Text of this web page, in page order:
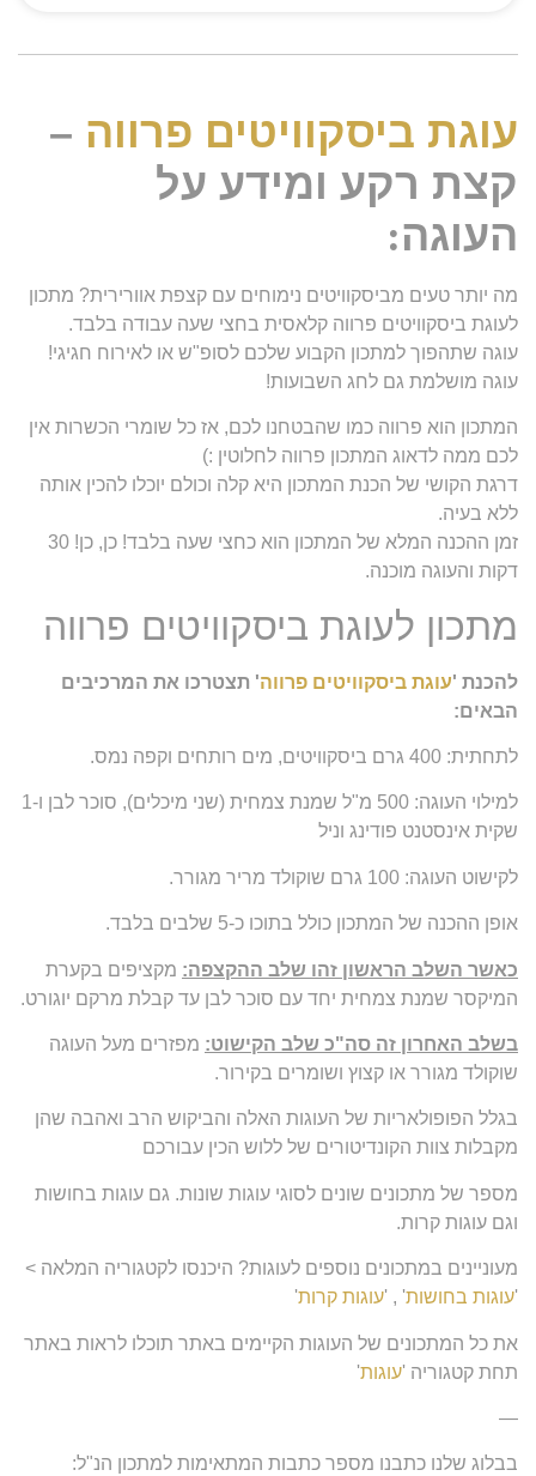
עוגת ביסקוויטים פרווה –
קצת רקע ומידע על
העוגה:
מה יותר טעים מביסקוויטים נימוחים עם קצפת אוורירית? מתכון
לעוגת ביסקוויטים פרווה קלאסית בחצי שעה עבודה בלבד.
עוגה שתהפוך למתכון הקבוע שלכם לסופ"ש או לאירוח חגיגי!
עוגה מושלמת גם לחג השבועות!
המתכון הוא פרווה כמו שהבטחנו לכם, אז כל שומרי הכשרות אין
לכם ממה לדאוג המתכון פרווה לחלוטין :)
דרגת הקושי של הכנת המתכון היא קלה וכולם יוכלו להכין אותה
ללא בעיה.
זמן ההכנה המלא של המתכון הוא כחצי שעה בלבד! כן, כן! 30
דקות והעוגה מוכנה.
מתכון לעוגת ביסקוויטים פרווה
להכנת 'עוגת ביסקוויטים פרווה' תצטרכו את המרכיבים
הבאים:
לתחתית: 400 גרם ביסקוויטים, מים רותחים וקפה נמס.
למילוי העוגה: 500 מ"ל שמנת צמחית (שני מיכלים), סוכר לבן ו-1
שקית אינסטנט פודינג וניל
לקישוט העוגה: 100 גרם שוקולד מריר מגורר.
אופן ההכנה של המתכון כולל בתוכו כ-5 שלבים בלבד.
כאשר השלב הראשון זהו שלב ההקצפה: מקציפים בקערת
המיקסר שמנת צמחית יחד עם סוכר לבן עד קבלת מרקם יוגורט.
בשלב האחרון זה סה"כ שלב הקישוט: מפזרים מעל העוגה
שוקולד מגורר או קצוץ ושומרים בקירור.
בגלל הפופולאריות של העוגות האלה והביקוש הרב ואהבה שהן
מקבלות צוות הקונדיטורים של ללוש הכין עבורכם
מספר של מתכונים שונים לסוגי עוגות שונות. גם עוגות בחושות
וגם עוגות קרות.
מעוניינים במתכונים נוספים לעוגות? היכנסו לקטגוריה המלאה >
'עוגות בחושות' , 'עוגות קרות'
את כל המתכונים של העוגות הקיימים באתר תוכלו לראות באתר
תחת קטגוריה 'עוגות'
—
בבלוג שלנו כתבנו מספר כתבות המתאימות למתכון הנ"ל: